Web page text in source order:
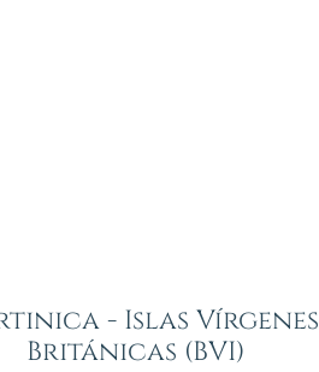
- Islas Vírgenes
Británicas (BVI)